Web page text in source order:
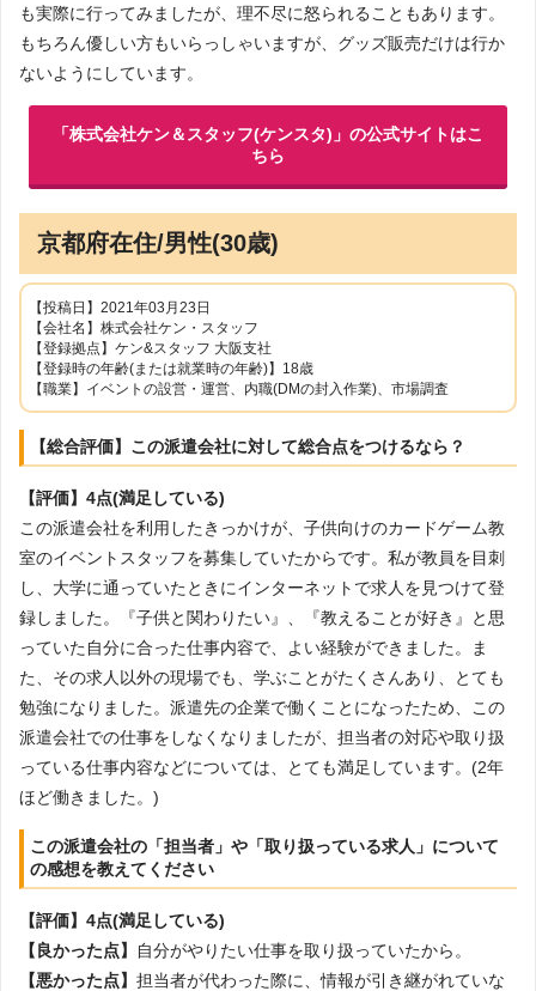
も実際に行ってみましたが、理不尽に怒られることもあります。
もちろん優しい方もいらっしゃいますが、グッズ販売だけは行か
ないようにしています。
「株式会社ケン＆スタッフ(ケンスタ)」の公式サイトはこ
ちら
京都府在住/男性(30歳)
【投稿日】2021年03月23日
【会社名】株式会社ケン・スタッフ
【登録拠点】ケン&スタッフ 大阪支社
【登録時の年齢(または就業時の年齢)】18歳
【職業】イベントの設営・運営、内職(DMの封入作業)、市場調査
【総合評価】この派遣会社に対して総合点をつけるなら？
【評価】4点(満足している)
この派遣会社を利用したきっかけが、子供向けのカードゲーム教
室のイベントスタッフを募集していたからです。私が教員を目刺
し、大学に通っていたときにインターネットで求人を見つけて登
録しました。『子供と関わりたい』、『教えることが好き』と思
っていた自分に合った仕事内容で、よい経験ができました。ま
た、その求人以外の現場でも、学ぶことがたくさんあり、とても
勉強になりました。派遣先の企業で働くことになったため、この
派遣会社での仕事をしなくなりましたが、担当者の対応や取り扱
っている仕事内容などについては、とても満足しています。(2年
ほど働きました。)
この派遣会社の「担当者」や「取り扱っている求人」について
の感想を教えてください
【評価】4点(満足している)
【良かった点】
自分がやりたい仕事を取り扱っていたから。
【悪かった点】 担当者が代わった際に、情報が引き継がれていな